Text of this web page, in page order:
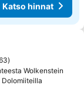
Katso hinnat
Wolkenstein
Dolomiiteilla